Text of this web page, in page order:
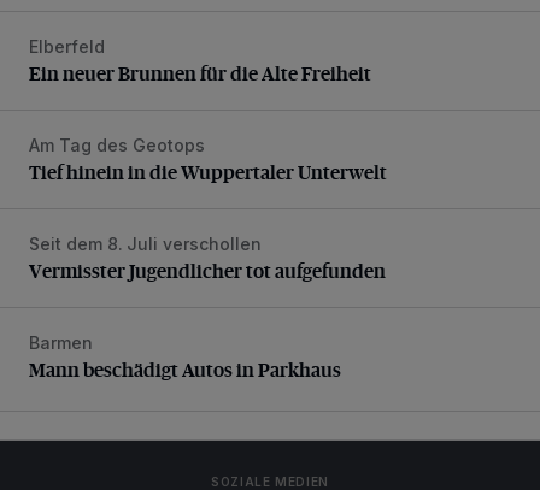
Ein neuer Brunnen für die Alte Freiheit
Elberfeld
Ein neuer Brunnen für die Alte Freiheit
Tief hinein in die Wuppertaler Unterwelt
Am Tag des Geotops
Tief hinein in die Wuppertaler Unterwelt
Vermisster Jugendlicher tot aufgefunden
Seit dem 8. Juli verschollen
Vermisster Jugendlicher tot aufgefunden
Mann beschädigt Autos in Parkhaus
Barmen
Mann beschädigt Autos in Parkhaus
SOZIALE MEDIEN